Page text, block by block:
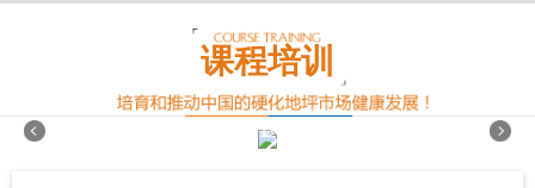
课程培训